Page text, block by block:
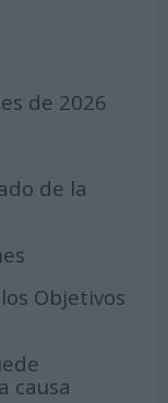
de 2026
de la
Objetivos
causa